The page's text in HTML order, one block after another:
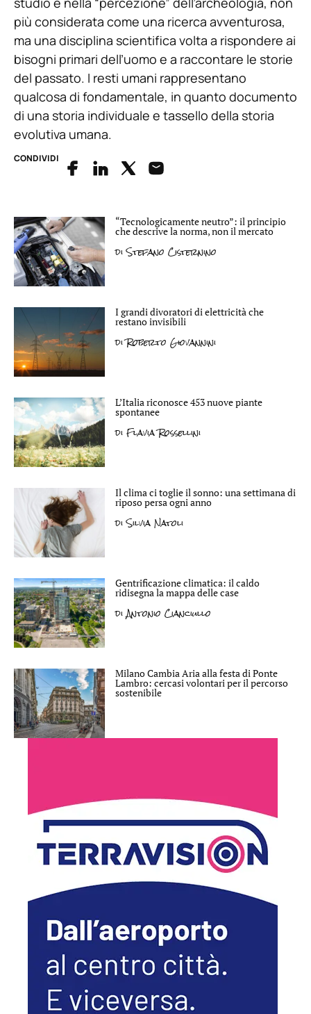
più considerata come una ricerca avventurosa,
ma una disciplina scientifica volta a rispondere ai
bisogni primari dell’uomo e a raccontare le storie
del passato. I resti umani rappresentano
qualcosa di fondamentale, in quanto documento
di una storia individuale e tassello della storia
evolutiva umana.
CONDIVIDI
“Tecnologicamente neutro”: il principio
che descrive la norma, non il mercato
diStefano Cisternino
I grandi divoratori di elettricità che
restano invisibili
diRoberto Giovannini
L’Italia riconosce 453 nuove piante
spontanee
di Flavia Rossellini
Il clima ci toglie il sonno: una settimana di
riposo persa ogni anno
diSilvia Natoli
Gentrificazione climatica: il caldo
ridisegna la mappa delle case
diAntonio Cianciullo
Milano Cambia Aria alla festa di Ponte
Lambro: cercasi volontari per il percorso
sostenibile